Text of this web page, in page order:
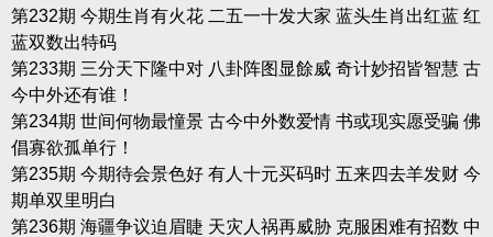
第232期 今期生肖有火花 二五一十发大家 蓝头生肖出红蓝 红
蓝双数出特码
第233期 三分天下隆中对 八卦阵图显餘威 奇计妙招皆智慧 古
今中外还有谁！
第234期 世间何物最憧景 古今中外数爱情 书或现实愿受骗 佛
倡寡欲孤单行！
第235期 今期待会景色好 有人十元买码时 五来四去羊发财 今
期单双里明白
第236期 海疆争议迫眉睫 天灾人祸再威胁 克服困难有招数 中